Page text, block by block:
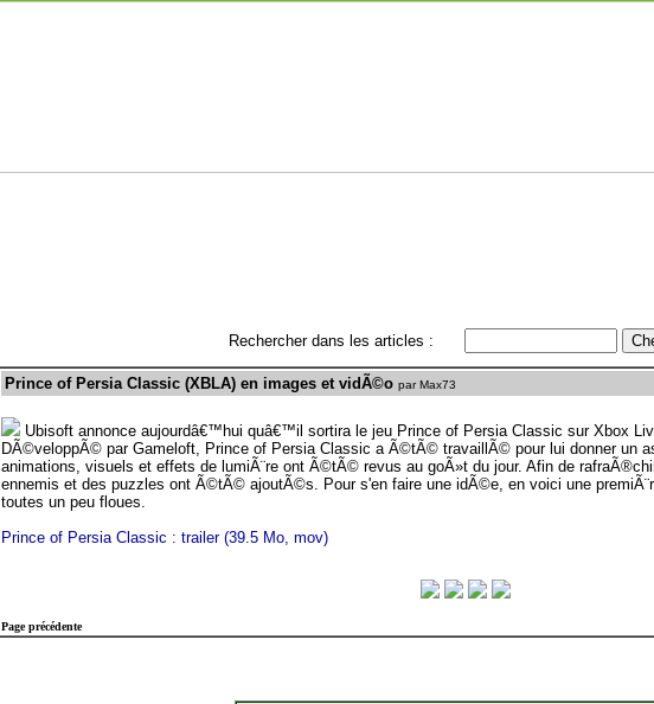
Rechercher dans les articles :
Prince of Persia Classic (XBLA) en images et vidÃ©o par Max73
Ubisoft annonce aujourdâ€™hui quâ€™il sortira le jeu Prince of Persia Classic sur Xbox
DÃ©veloppÃ© par Gameloft, Prince of Persia Classic a Ã©tÃ© travaillÃ© pour lui donner un
animations, visuels et effets de lumiÃ¨re ont Ã©tÃ© revus au goÃ»t du jour. Afin de
ennemis et des puzzles ont Ã©tÃ© ajoutÃ©s. Pour s'en faire une idÃ©e, en voici une
toutes un peu floues.
Prince of Persia Classic : trailer (39.5 Mo, mov)
Page précédente